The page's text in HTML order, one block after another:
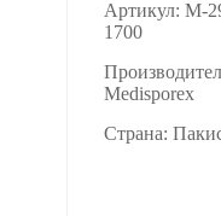
Артикул: M-
1700
Medisporex
Страна: